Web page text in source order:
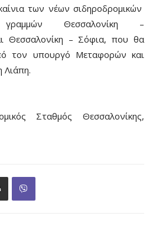
των νέων σιδηροδρομικών
Θεσσαλονίκη –
Θεσσαλονίκη – Σόφια, που θα
τον υπουργό Μεταφορών και
Λιάπη.
Σταθμός Θεσσαλονίκης,